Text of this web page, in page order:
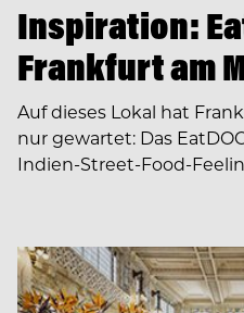
Inspiration:
Frankfurt am
Auf dieses Lokal hat
nur gewartet: Das
Indien-Street-Food-